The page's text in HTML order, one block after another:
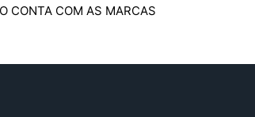
CONTA COM AS MARCAS